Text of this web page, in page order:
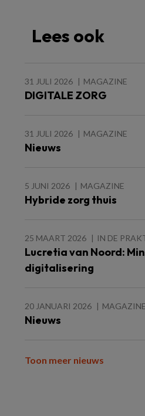
Lees ook
31 JULI 2026 MAGAZINE
DIGITALE ZORG
31 JULI 2026 MAGAZINE
Nieuws
5 JUNI 2026 MAGAZINE
Hybride zorg thuis
25 MAART 2026 IN DE
Lucretia van Noord:
digitalisering
20 JANUARI 2026 MAGAZINE
Nieuws
Toon meer nieuws